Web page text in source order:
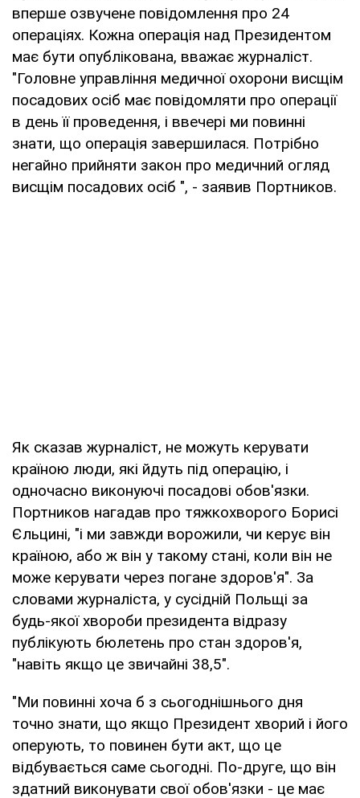
вперше озвучене повідомлення про 24
операціях. Кожна операція над Президентом
має бути опублікована, вважає журналіст.
"Головне управління медичної охорони висщім
посадових осіб має повідомляти про операції
в день її проведення, і ввечері ми повинні
знати, що операція завершилася. Потрібно
негайно прийняти закон про медичний огляд
висщім посадових осіб ", - заявив Портников.
Як сказав журналіст, не можуть керувати
країною люди, які йдуть під операцію, і
одночасно виконуючі посадові обов'язки.
Портников нагадав про тяжкохворого Борисі
Єльцині, "і ми завжди ворожили, чи керує він
країною, або ж він у такому стані, коли він не
може керувати через погане здоров'я". За
словами журналіста, у сусідній Польщі за
будь-якої хвороби президента відразу
публікують бюлетень про стан здоров'я,
"навіть якщо це звичайні 38,5".
"Ми повинні хоча б з сьогоднішнього дня
точно знати, що якщо Президент хворий і його
оперують, то повинен бути акт, що це
відбувається саме сьогодні. По-друге, що він
здатний виконувати свої обов'язки - це має